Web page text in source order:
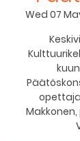
Wed 07
Makkonen,